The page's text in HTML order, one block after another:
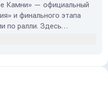
Камни» — официальный
и финального этапа
по ралли. Здесь
и гости